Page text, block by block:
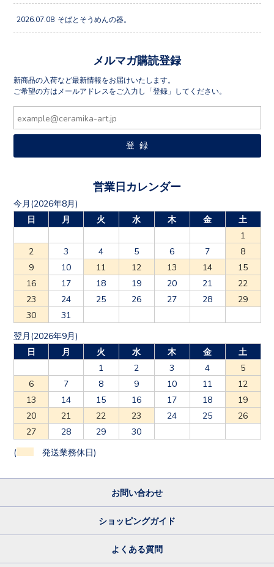
2026.07.08 そばとそうめんの器。
メルマガ購読登録
新商品の入荷など最新情報をお届けいたします。
ご希望の方はメールアドレスをご入力し「登録」してください。
営業日カレンダー
今月(2026年8月)
日
月 火 水 木 金
土
1
2
3 4 5 6 7
8
9
10 11 12 13 14
15
16
17 18 19 20 21
22
23
24 25 26 27 28
29
30
31
翌月(2026年9月)
日
月 火 水 木 金
土
1
2 3 4
5
6
7 8 9 10 11
12
13
14 15 16 17 18
19
20
21 22 23 24 25
26
27
28 29 30
( 発送業務休日)
お問い合わせ
ショッピングガイド
よくある質問